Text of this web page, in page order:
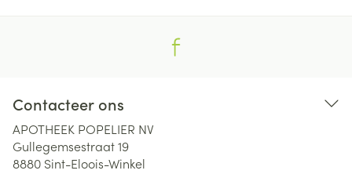
Contacteer ons
APOTHEEK POPELIER NV
Gullegemsestraat 19
8880 Sint-Eloois-Winkel